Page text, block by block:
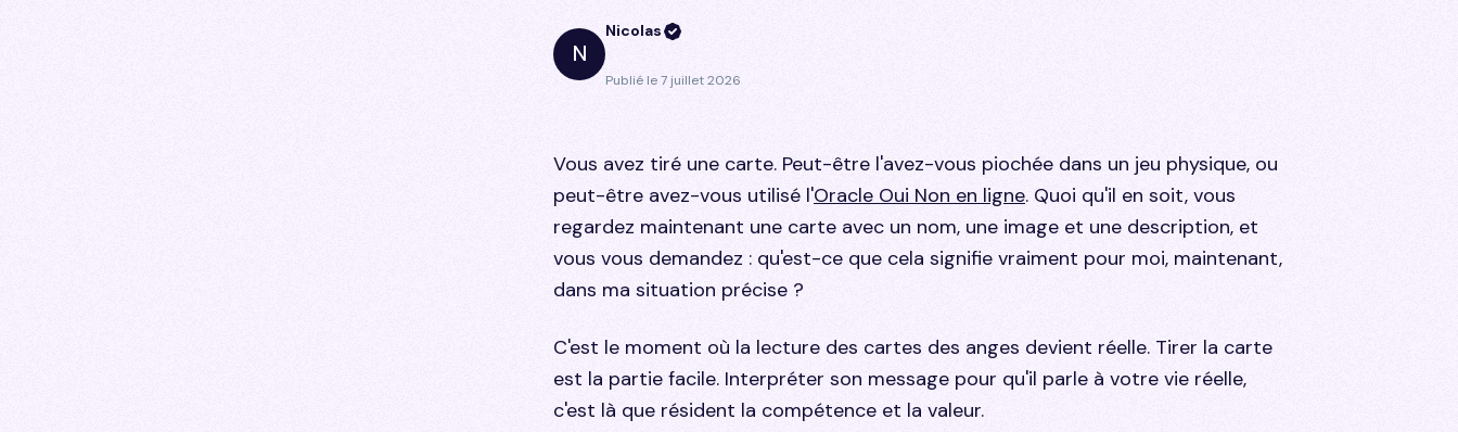
N
Nicolas
Publié le7 juillet 2026
Vous avez tiré une carte. Peut-être l'avez-vous piochée dans un jeu physique, ou
peut-être avez-vous utilisé l'Oracle Oui Non en ligne. Quoi qu'il en soit, vous
regardez maintenant une carte avec un nom, une image et une description, et
vous vous demandez : qu'est-ce que cela signifie vraiment pour moi, maintenant,
dans ma situation précise ?
C'est le moment où la lecture des cartes des anges devient réelle. Tirer la carte
est la partie facile. Interpréter son message pour qu'il parle à votre vie réelle,
c'est là que résident la compétence et la valeur.